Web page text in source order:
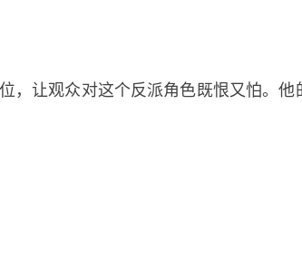
，让观众对这个反派角色既恨又怕。